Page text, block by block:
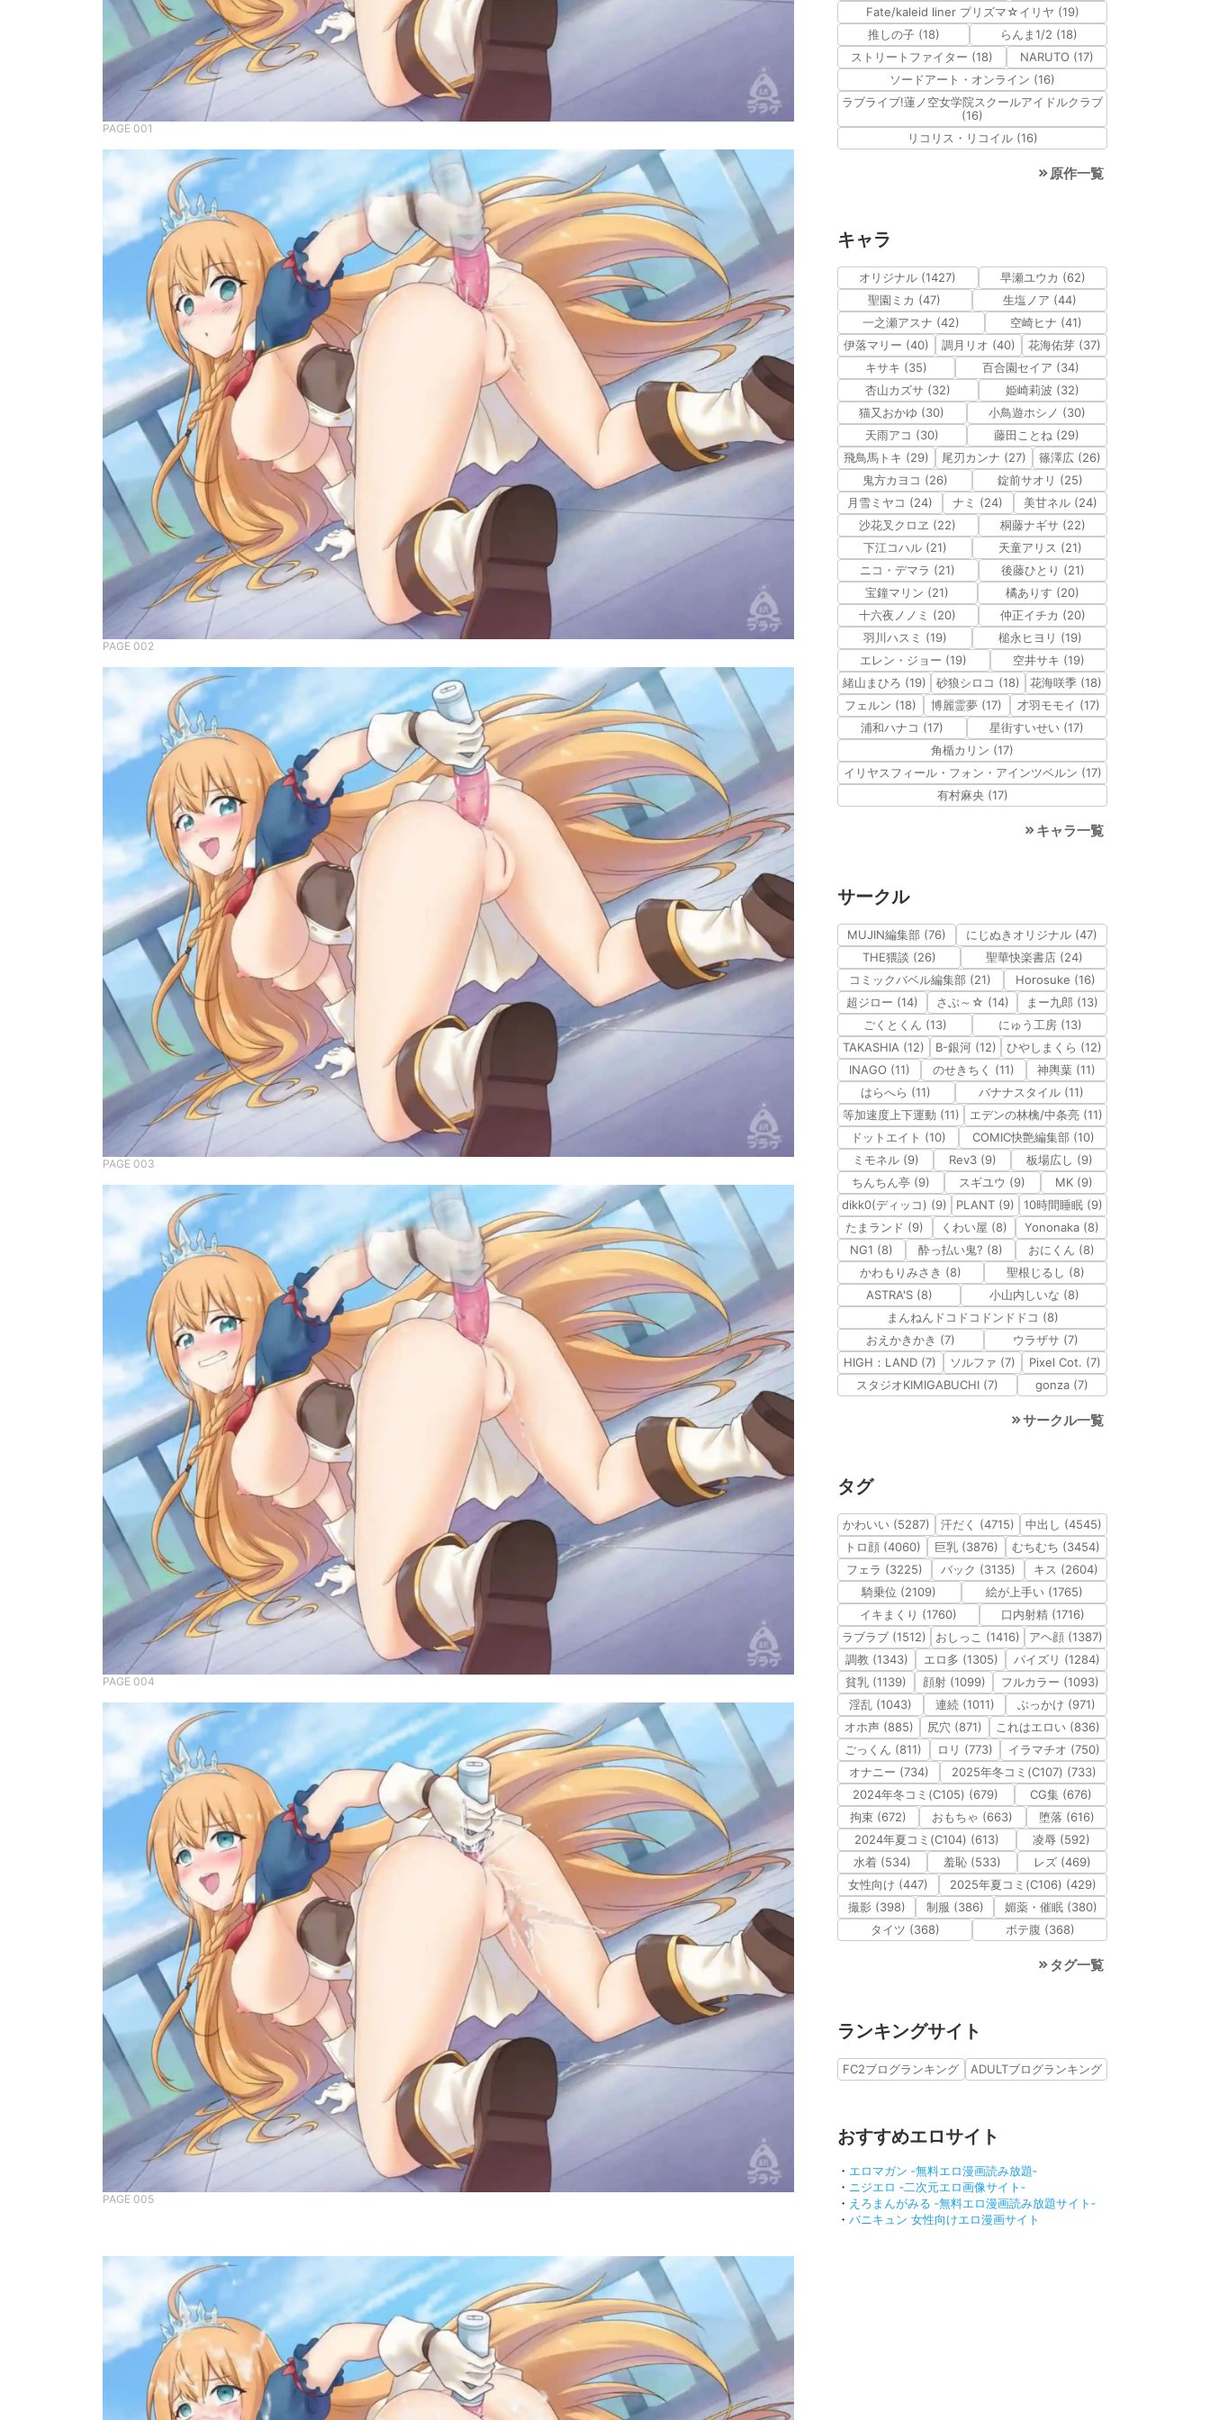
PAGE 001
PAGE 002
PAGE 003
PAGE 004
PAGE 005
Fate/kaleid liner プリズマ☆イリヤ (19)
推しの子 (18)
らんま1/2 (18)
ストリートファイター (18)
NARUTO (17)
ソードアート・オンライン (16)
ラブライブ!蓮ノ空女学院スクールアイドルクラブ
(16)
リコリス・リコイル (16)
原作一覧
キャラ
オリジナル (1427)
早瀬ユウカ (62)
聖園ミカ (47)
生塩ノア (44)
一之瀬アスナ (42)
空崎ヒナ (41)
伊落マリー (40)
調月リオ (40)
花海佑芽 (37)
キサキ (35)
百合園セイア (34)
杏山カズサ (32)
姫崎莉波 (32)
猫又おかゆ (30)
小鳥遊ホシノ (30)
天雨アコ (30)
藤田ことね (29)
飛鳥馬トキ (29)
尾刃カンナ (27)
篠澤広 (26)
鬼方カヨコ (26)
錠前サオリ (25)
月雪ミヤコ (24)
ナミ (24)
美甘ネル (24)
沙花叉クロヱ (22)
桐藤ナギサ (22)
下江コハル (21)
天童アリス (21)
ニコ・デマラ (21)
後藤ひとり (21)
宝鐘マリン (21)
橘ありす (20)
十六夜ノノミ (20)
仲正イチカ (20)
羽川ハスミ (19)
槌永ヒヨリ (19)
エレン・ジョー (19)
空井サキ (19)
緒山まひろ (19)
砂狼シロコ (18)
花海咲季 (18)
フェルン (18)
博麗霊夢 (17)
才羽モモイ (17)
浦和ハナコ (17)
星街すいせい (17)
角楯カリン (17)
イリヤスフィール・フォン・アインツベルン (17)
有村麻央 (17)
キャラ一覧
サークル
MUJIN編集部 (76)
にじぬきオリジナル (47)
THE猥談 (26)
聖華快楽書店 (24)
コミックバベル編集部 (21)
Horosuke (16)
超ジロー (14)
さぶ～☆ (14)
まー九郎 (13)
ごくとくん (13)
にゅう工房 (13)
TAKASHIA (12)
B-銀河 (12)
ひやしまくら (12)
INAGO (11)
のせきちく (11)
神輿葉 (11)
はらへら (11)
バナナスタイル (11)
等加速度上下運動 (11)
エデンの林檎/中条亮 (11)
ドットエイト (10)
COMIC快艶編集部 (10)
ミモネル (9)
Rev3 (9)
板場広し (9)
ちんちん亭 (9)
スギユウ (9)
MK (9)
dikk0(ディッコ) (9)
PLANT (9)
10時間睡眠 (9)
たまランド (9)
くわい屋 (8)
Yononaka (8)
NG1 (8)
酔っ払い鬼? (8)
おにくん (8)
かわもりみさき (8)
聖根じるし (8)
ASTRA'S (8)
小山内しいな (8)
まんねんドコドコドンドドコ (8)
おえかきかき (7)
ウラザサ (7)
HIGH：LAND (7)
ソルファ (7)
Pixel Cot. (7)
スタジオKIMIGABUCHI (7)
gonza (7)
サークル一覧
タグ
かわいい (5287) 汗だく (4715)
中出し (4545)
トロ顔 (4060)
巨乳 (3876)
むちむち (3454)
フェラ (3225)
バック (3135)
キス (2604)
騎乗位 (2109)
絵が上手い (1765)
イキまくり (1760)
口内射精 (1716)
ラブラブ (1512)
おしっこ (1416)
アヘ顔 (1387)
調教 (1343)
エロ多 (1305)
パイズリ (1284)
貧乳 (1139)
顔射 (1099)
フルカラー (1093)
淫乱 (1043)
連続 (1011)
ぶっかけ (971)
オホ声 (885)
尻穴 (871)
これはエロい (836)
ごっくん (811)
ロリ (773)
イラマチオ (750)
オナニー (734)
2025年冬コミ(C107) (733)
2024年冬コミ(C105) (679)
CG集 (676)
拘束 (672)
おもちゃ (663)
堕落 (616)
2024年夏コミ(C104) (613)
凌辱 (592)
水着 (534)
羞恥 (533)
レズ (469)
女性向け (447)
2025年夏コミ(C106) (429)
撮影 (398)
制服 (386)
媚薬・催眠 (380)
タイツ (368)
ボテ腹 (368)
タグ一覧
ランキングサイト
FC2ブログランキング ADULTブログランキング
おすすめエロサイト
・ エロマガン ‐無料エロ漫画読み放題‐
・ ニジエロ ‐二次元エロ画像サイト‐
・ えろまんがみる ‐無料エロ漫画読み放題サイト‐
・ バニキュン 女性向けエロ漫画サイト